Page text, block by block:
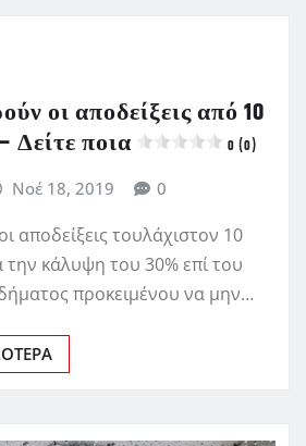
οι αποδείξεις από 10
Δείτε ποια
0 (0)
Νοέ 18, 2019 0
αποδείξεις τουλάχιστον 10
την κάλυψη του 30% επί του
προκειμένου να μην…